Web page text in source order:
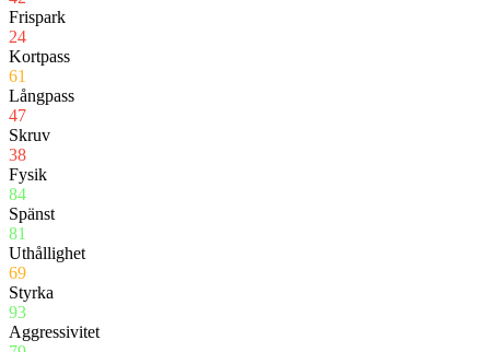
Frispark
24
Kortpass
61
Långpass
47
Skruv
38
Fysik
84
Spänst
81
Uthållighet
69
Styrka
93
Aggressivitet